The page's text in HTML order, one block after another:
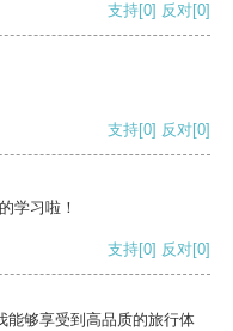
支持[0] 反对[0]
支持[0] 反对[0]
学习啦！
支持[0] 反对[0]
能够享受到高品质的旅行体